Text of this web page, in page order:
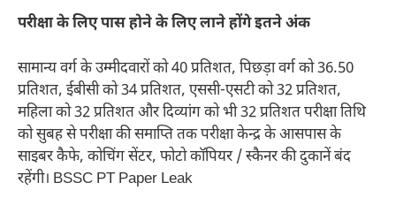
परीक्षा के लिए पास होने के लिए लाने होंगे इतने अंक
सामान्य वर्ग के उम्मीदवारों को 40 प्रतिशत, पिछड़ा वर्ग को 36.50
प्रतिशत, ईबीसी को 34 प्रतिशत, एससी-एसटी को 32 प्रतिशत,
महिला को 32 प्रतिशत और दिव्यांग को भी 32 प्रतिशत परीक्षा तिथि
को सुबह से परीक्षा की समाप्ति तक परीक्षा केन्द्र के आसपास के
साइबर कैफे, कोचिंग सेंटर, फोटो कॉपियर / स्कैनर की दुकानें बंद
रहेंगी। BSSC PT Paper Leak